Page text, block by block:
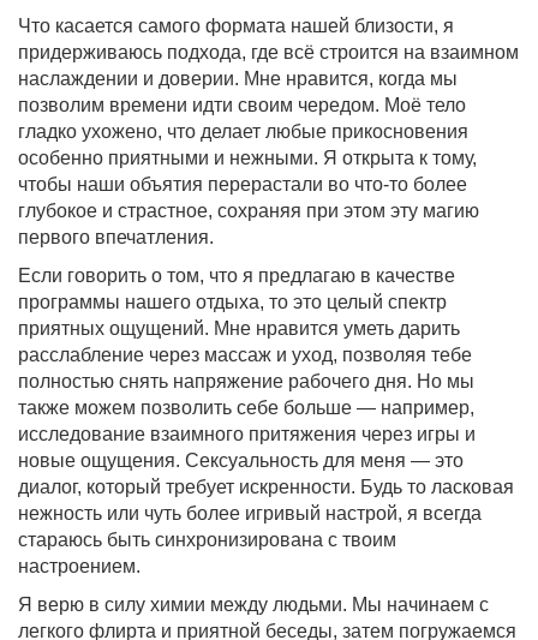
Что касается самого формата нашей близости, я
придерживаюсь подхода, где всё строится на взаимном
наслаждении и доверии. Мне нравится, когда мы
позволим времени идти своим чередом. Моё тело
гладко ухожено, что делает любые прикосновения
особенно приятными и нежными. Я открыта к тому,
чтобы наши объятия перерастали во что-то более
глубокое и страстное, сохраняя при этом эту магию
первого впечатления.
Если говорить о том, что я предлагаю в качестве
программы нашего отдыха, то это целый спектр
приятных ощущений. Мне нравится уметь дарить
расслабление через массаж и уход, позволяя тебе
полностью снять напряжение рабочего дня. Но мы
также можем позволить себе больше — например,
исследование взаимного притяжения через игры и
новые ощущения. Сексуальность для меня — это
диалог, который требует искренности. Будь то ласковая
нежность или чуть более игривый настрой, я всегда
стараюсь быть синхронизирована с твоим
настроением.
Я верю в силу химии между людьми. Мы начинаем с
легкого флирта и приятной беседы, затем погружаемся